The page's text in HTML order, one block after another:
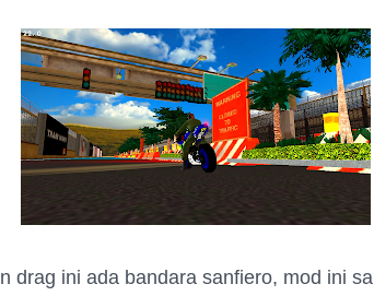
drag ini ada bandara sanfiero, mod ini